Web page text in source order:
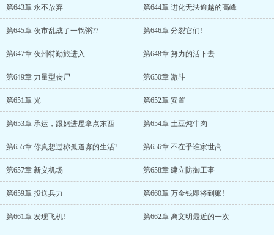
第643章 永不放弃 第644章 进化无法逾越的高峰
第645章 夜市乱成了一锅粥?? 第646章 分裂它们!
第647章 夜州特勤旅进入 第648章 努力的活下去
第649章 力量型丧尸 第650章 激斗
第651章 光 第652章 安置
第653章 承运，跟妈进屋拿点东西 第654章 土豆炖牛肉
第655章 你真想过称孤道寡的生活? 第656章 不在乎谁家世高
第657章 新义机场 第658章 建立防御工事
第659章 投送兵力 第660章 万金钱即将到账!
第661章 发现飞机! 第662章 离文明最近的一次